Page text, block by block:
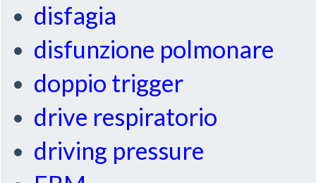
disfagia
disfunzione polmonare
doppio trigger
drive respiratorio
driving pressure